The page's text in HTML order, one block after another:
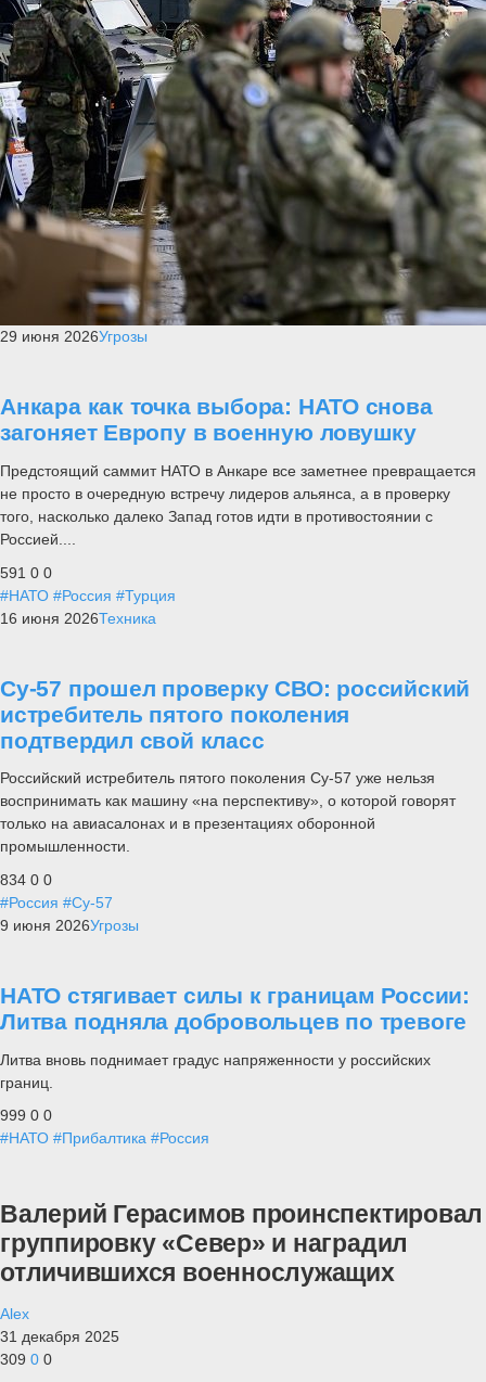
29 июня 2026Угрозы
Анкара как точка выбора: НАТО снова
загоняет Европу в военную ловушку
Предстоящий саммит НАТО в Анкаре все заметнее превращается
не просто в очередную встречу лидеров альянса, а в проверку
того, насколько далеко Запад готов идти в противостоянии с
Россией....
591 0 0
#НАТО #Россия #Турция
16 июня 2026Техника
Су-57 прошел проверку СВО: российский
истребитель пятого поколения
подтвердил свой класс
Российский истребитель пятого поколения Су-57 уже нельзя
воспринимать как машину «на перспективу», о которой говорят
только на авиасалонах и в презентациях оборонной
промышленности.
834 0 0
#Россия #Су-57
9 июня 2026Угрозы
НАТО стягивает силы к границам России:
Литва подняла добровольцев по тревоге
Литва вновь поднимает градус напряженности у российских
границ.
999 0 0
#НАТО #Прибалтика #Россия
Валерий Герасимов проинспектировал
группировку «Север» и наградил
отличившихся военнослужащих
Alex
31 декабря 2025
309 0 0